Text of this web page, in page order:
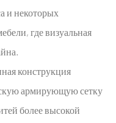
и некоторых
где визуальная
конструкция
армирующую сетку
более высокой